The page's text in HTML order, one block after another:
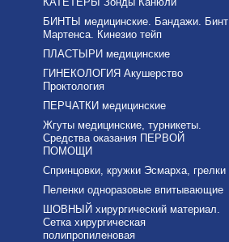
БИНТЫ медицинские. Бандажи. Бинт
Мартенса. Кинезио тейп
ПЛАСТЫРИ медицинские
ГИНЕКОЛОГИЯ Акушерство
Проктология
ПЕРЧАТКИ медицинские
Жгуты медицинские, турникеты.
Средства оказания ПЕРВОЙ
ПОМОЩИ
Спринцовки, кружки Эсмарха, грелки
Пеленки одноразовые впитывающие
ШОВНЫЙ хирургический материал.
Сетка хирургическая
полипропиленовая